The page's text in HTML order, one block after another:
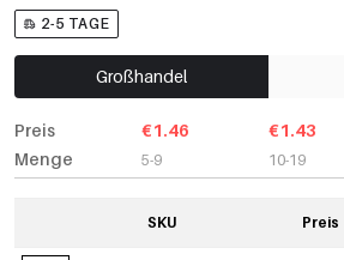
2-5 TAGE
Großhandel
Preis
Menge
€1.46
5-9
€1.43
10-19
SKU Preis